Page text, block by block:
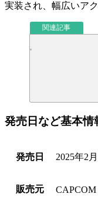
実装され、幅広いア
関連記事
発売日など基本情
発売日 2025年2
販売元 CAPCOM